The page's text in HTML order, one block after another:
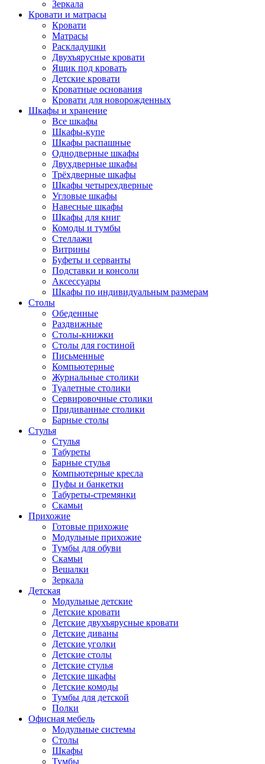
Зеркала
Кровати и матрасы
Кровати
Матрасы
Раскладушки
Двухъярусные кровати
Ящик под кровать
Детские кровати
Кроватные основания
Кровати для новорожденных
Шкафы и хранение
Все шкафы
Шкафы-купе
Шкафы распашные
Однодверные шкафы
Двухдверные шкафы
Трёхдверные шкафы
Шкафы четырехдверные
Угловые шкафы
Навесные шкафы
Шкафы для книг
Комоды и тумбы
Стеллажи
Витрины
Буфеты и серванты
Подставки и консоли
Аксессуары
Шкафы по индивидуальным размерам
Столы
Обеденные
Раздвижные
Столы-книжки
Столы для гостиной
Письменные
Компьютерные
Журнальные столики
Туалетные столики
Сервировочные столики
Придиванные столики
Барные столы
Стулья
Стулья
Табуреты
Барные стулья
Компьютерные кресла
Пуфы и банкетки
Табуреты-стремянки
Скамьи
Прихожие
Готовые прихожие
Модульные прихожие
Тумбы для обуви
Скамьи
Вешалки
Зеркала
Детская
Модульные детские
Детские кровати
Детские двухъярусные кровати
Детские диваны
Детские уголки
Детские столы
Детские стулья
Детские шкафы
Детские комоды
Тумбы для детской
Полки
Офисная мебель
Модульные системы
Столы
Шкафы
Тумбы